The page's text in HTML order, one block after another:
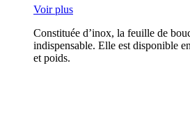
Voir plus
Constituée d’inox, la feuille de
indispensable. Elle est disponible
et poids.